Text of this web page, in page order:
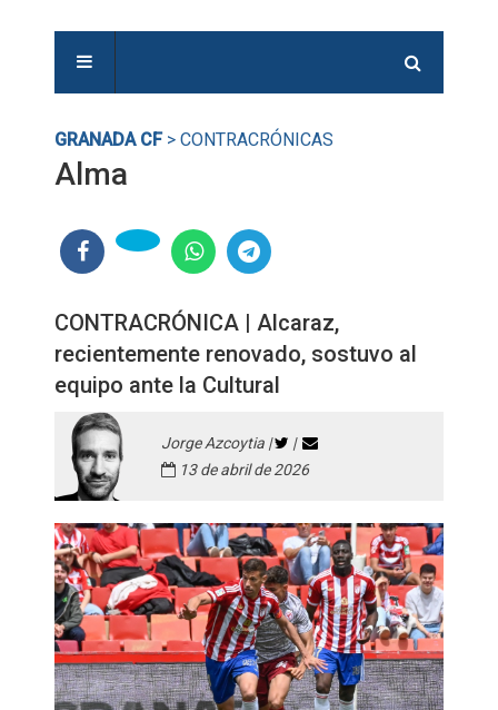
GRANADA CF> CONTRACRÓNICAS
Alma
CONTRACRÓNICA | Alcaraz,
recientemente renovado, sostuvo al
equipo ante la Cultural
Jorge Azcoytia |
|
13 de abril de 2026